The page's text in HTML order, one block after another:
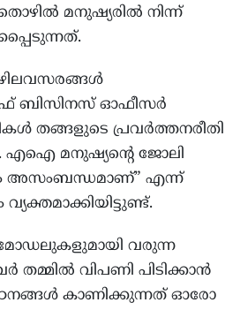
മനുഷ്യരിൽ നിന്ന്
ബിസിനസ് ഓഫീസർ
തങ്ങളുടെ പ്രവർത്തനരീതി
എഐ മനുഷ്യൻ്റെ ജോലി
അസംബന്ധമാണ്” എന്ന്
മോഡലുകളുമായി വരുന്ന
തമ്മിൽ വിപണി പിടിക്കാൻ
കാണിക്കുന്നത് ഓരോ